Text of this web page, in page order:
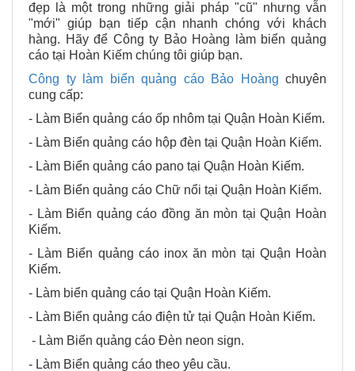
đẹp là một trong những giải pháp "cũ" nhưng vẫn
"mới" giúp bạn tiếp cận nhanh chóng với khách
hàng. Hãy để Công ty Bảo Hoàng làm biển quảng
cáo tại Hoàn Kiếm chúng tôi giúp bạn.
Công ty làm biển quảng cáo Bảo Hoàng chuyên
cung cấp:
- Làm Biển quảng cáo ốp nhôm tại Quận Hoàn Kiếm.
- Làm Biển quảng cáo hộp đèn tại Quận Hoàn Kiếm.
- Làm Biển quảng cáo pano tại Quận Hoàn Kiếm.
- Làm Biển quảng cáo Chữ nổi tại Quận Hoàn Kiếm.
- Làm Biển quảng cáo đồng ăn mòn tại Quận Hoàn
Kiếm.
- Làm Biển quảng cáo inox ăn mòn tại Quận Hoàn
Kiếm.
- Làm biển quảng cáo tại Quận Hoàn Kiếm.
- Làm Biển quảng cáo điện tử tại Quận Hoàn Kiếm.
- Làm Biển quảng cáo Đèn neon sign.
- Làm Biển quảng cáo theo yêu cầu.